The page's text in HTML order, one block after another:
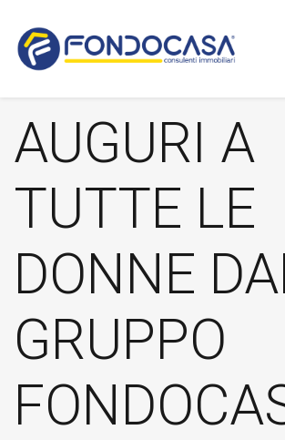
AUGURI A
TUTTE LE
DONNE
GRUPPO